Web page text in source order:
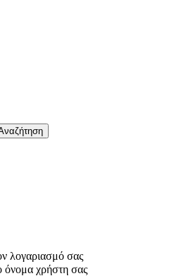
λογαριασμό σας
όνομα χρήστη σας